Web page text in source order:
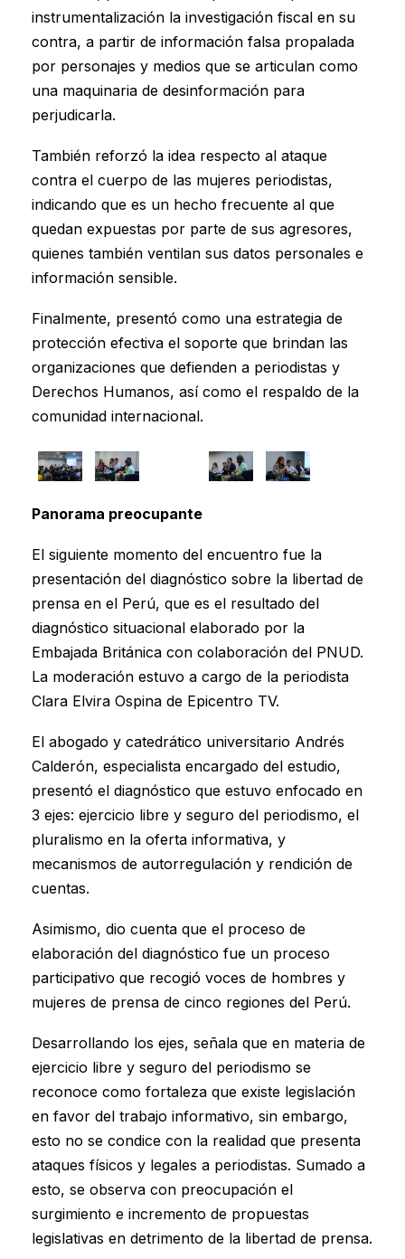
instrumentalización la investigación fiscal en su
contra, a partir de información falsa propalada
por personajes y medios que se articulan como
una maquinaria de desinformación para
perjudicarla.
También reforzó la idea respecto al ataque
contra el cuerpo de las mujeres periodistas,
indicando que es un hecho frecuente al que
quedan expuestas por parte de sus agresores,
quienes también ventilan sus datos personales e
información sensible.
Finalmente, presentó como una estrategia de
protección efectiva el soporte que brindan las
organizaciones que defienden a periodistas y
Derechos Humanos, así como el respaldo de la
comunidad internacional.
Panorama preocupante
El siguiente momento del encuentro fue la
presentación del diagnóstico sobre la libertad de
prensa en el Perú, que es el resultado del
diagnóstico situacional elaborado por la
Embajada Británica con colaboración del PNUD.
La moderación estuvo a cargo de la periodista
Clara Elvira Ospina de Epicentro TV.
El abogado y catedrático universitario Andrés
Calderón, especialista encargado del estudio,
presentó el diagnóstico que estuvo enfocado en
3 ejes: ejercicio libre y seguro del periodismo, el
pluralismo en la oferta informativa, y
mecanismos de autorregulación y rendición de
cuentas.
Asimismo, dio cuenta que el proceso de
elaboración del diagnóstico fue un proceso
participativo que recogió voces de hombres y
mujeres de prensa de cinco regiones del Perú.
Desarrollando los ejes, señala que en materia de
ejercicio libre y seguro del periodismo se
reconoce como fortaleza que existe legislación
en favor del trabajo informativo, sin embargo,
esto no se condice con la realidad que presenta
ataques físicos y legales a periodistas. Sumado a
esto, se observa con preocupación el
surgimiento e incremento de propuestas
legislativas en detrimento de la libertad de prensa.